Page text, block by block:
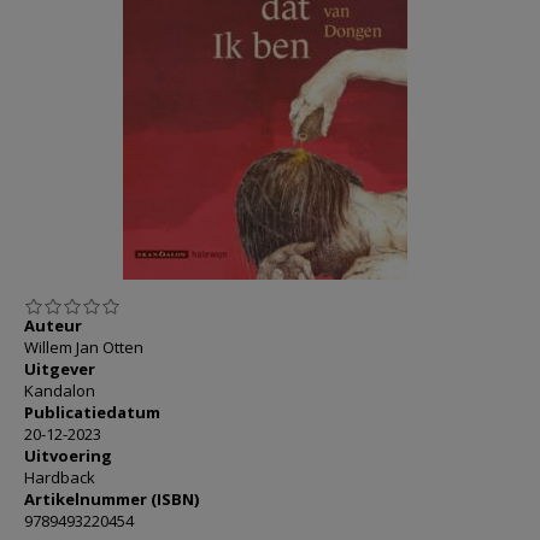
AANMELDEN OF REGISTREREN
Auteur
Willem Jan Otten
Uitgever
Kandalon
Publicatiedatum
20-12-2023
Uitvoering
Hardback
Artikelnummer (ISBN)
9789493220454